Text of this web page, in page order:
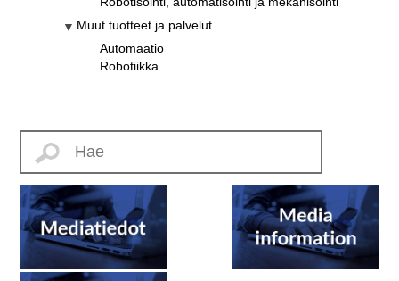
Muut tuotteet ja palvelut
Automaatio
Robotiikka